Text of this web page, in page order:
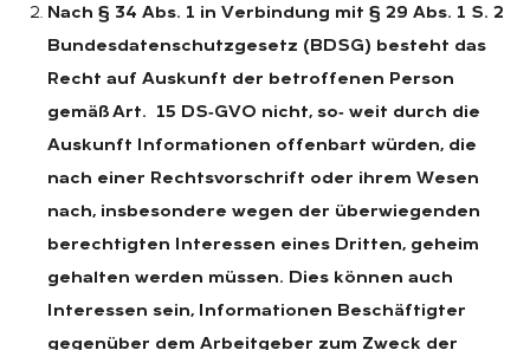
Nach § 34 Abs. 1 in Verbindung mit § 29 Abs. 1 S. 2
Bundesdatenschutzgesetz (BDSG) besteht das
Recht auf Auskunft der betroffenen Person
gemäß Art. 15 DS‑GVO nicht, so‑ weit durch die
Auskunft Informationen offenbart würden, die
nach einer Rechtsvorschrift oder ihrem Wesen
nach, insbesondere wegen der überwiegenden
berechtigten Interessen eines Dritten, geheim
gehalten werden müssen. Dies können auch
Interessen sein, Informationen Beschäftigter
gegenüber dem Arbeitgeber zum Zweck der